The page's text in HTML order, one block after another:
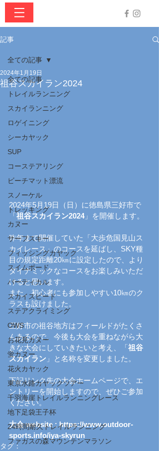
記事
全ての記事
トレイルランニング
スカイランニング
ロゲイニング
シーカヤック
SUP
コーステアリング
ビーチマット漂流
スノーケル
トレッキング
カヌー
サーフスキー
フィッシングカヤック
スイムボード
バーティカル
スカイスピード
ステアクライミング
OWS
お花見カヌー
蛍カヌー
花火カヤック
東京水路カヤックツアー
千羽海崖トレイルランニングレース
地下足袋王子杯
24時間耐久トレイルランニング
ファガスの森マウンテンマラソン
全ての記事
祖谷スカイラン2024
2024年1月19日
2024年5月19日（日）に徳島県三好市で
「祖谷スカイラン2024」を開催します。
昨年まで開催していた「大歩危国見山ス
カイレース」のコースを延ばし、SKY種
目の規定距離20㎞に設定したので、より
ダイナミックなコースをお楽しみいただ
けると思います。
また、初心者にも参加しやすい10㎞のク
ラスも設けました。
三好市の祖谷地方はフィールドがたくさ
んあるので、今後も大会を重ねながら大
きな大会にしていきたいと考え、「祖谷
スカイラン 」と名称を変更しました。
下記リンク先の大会ホームページで、エ
ントリーを開始しますので、ぜひご参加
ください。
大会 website : https://www.outdoor-
sports.info/iya-skyrun
タグ：